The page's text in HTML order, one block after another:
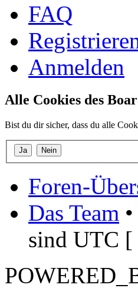
FAQ
Anmelden
Alle Cookies des
Bist du dir sicher, dass du alle
Foren-
Das Team •
sind UTC [